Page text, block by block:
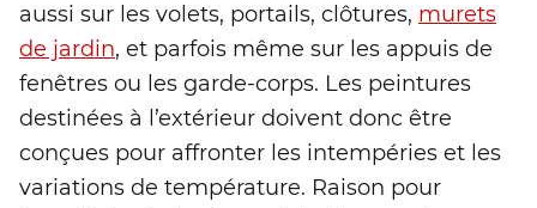
aussi sur les volets, portails, clôtures, murets
de jardin, et parfois même sur les appuis de
fenêtres ou les garde-corps. Les peintures
destinées à l’extérieur doivent donc être
conçues pour affronter les intempéries et les
variations de température. Raison pour